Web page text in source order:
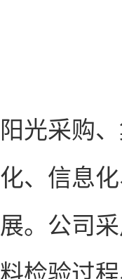
阳光采购
化、信息
展。公司
料检验过